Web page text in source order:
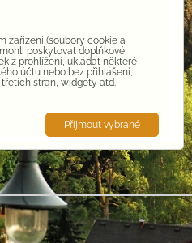
zařízení (soubory cookie a
poskytovat doplňkové
z prohlížení, ukládat některé
účtu nebo bez přihlášení,
stran, widgety atd.
Přijmout vybrané